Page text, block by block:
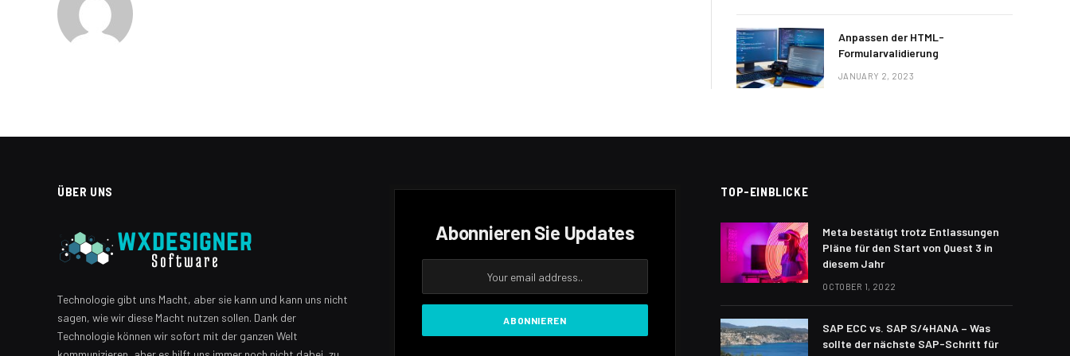
Anpassen der HTML-
Formularvalidierung
JANUARY 2, 2023
ÜBER UNS
Technologie gibt uns Macht, aber sie kann und kann uns nicht
sagen, wie wir diese Macht nutzen sollen. Dank der
Technologie können wir sofort mit der ganzen Welt
Abonnieren Sie Updates
TOP-EINBLICKE
Meta bestätigt trotz Entlassungen
Pläne für den Start von Quest 3 in
diesem Jahr
OCTOBER 1, 2022
SAP ECC vs. SAP S/4HANA – Was
sollte der nächste SAP-Schritt für